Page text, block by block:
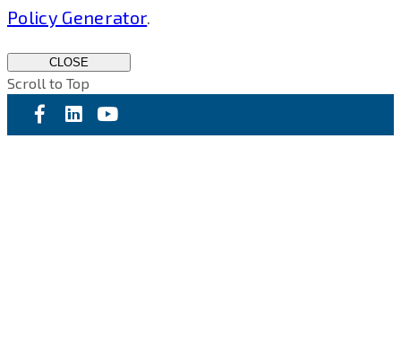
Policy Generator
CLOSE
Scroll to Top